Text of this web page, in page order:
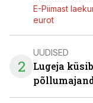
E-Piimast
eurot
2
UUDISED
Lugeja